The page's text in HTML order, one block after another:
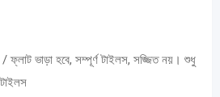
ফ্লাট ভাড়া হবে, সম্পূর্ণ টাইলস, সজ্জিত নয়। শুধু